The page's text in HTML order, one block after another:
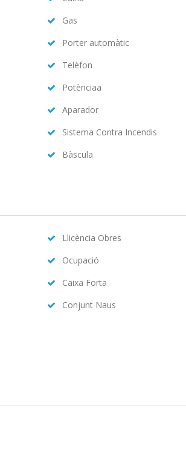
Gas
Porter automàtic
Telèfon
Potènciaa
Aparador
Sistema Contra Incendis
Bàscula
Llicència Obres
Ocupació
Caixa Forta
Conjunt Naus